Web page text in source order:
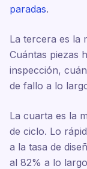
paradas.
La tercera es la
Cuántas piezas
inspección,
de fallo a lo
La cuarta es la
de ciclo. Lo
a la tasa de
al 82% a lo